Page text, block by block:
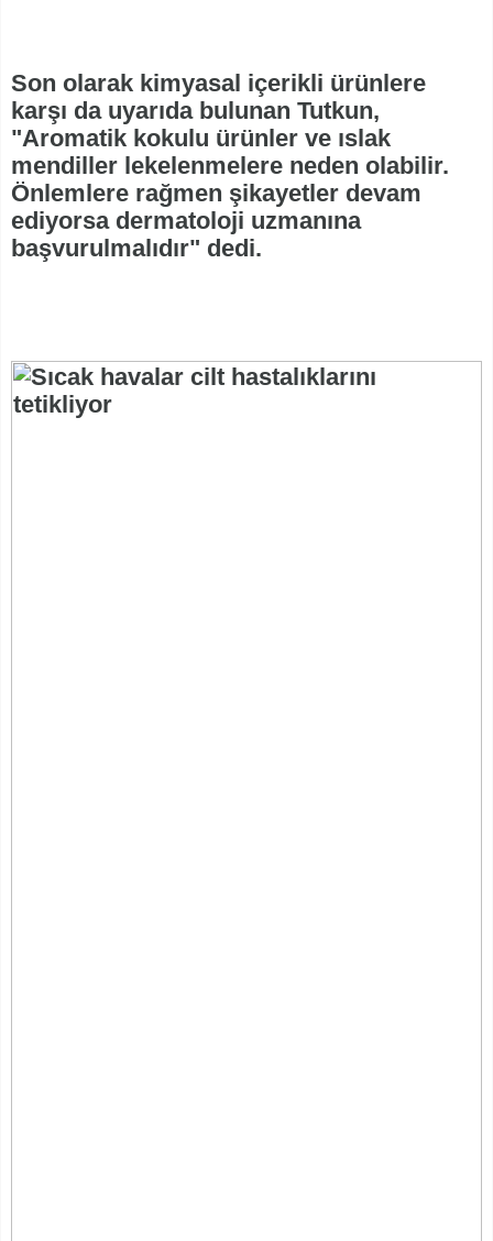
Son olarak kimyasal içerikli ürünlere
karşı da uyarıda bulunan Tutkun,
"Aromatik kokulu ürünler ve ıslak
mendiller lekelenmelere neden olabilir.
Önlemlere rağmen şikayetler devam
ediyorsa dermatoloji uzmanına
başvurulmalıdır" dedi.